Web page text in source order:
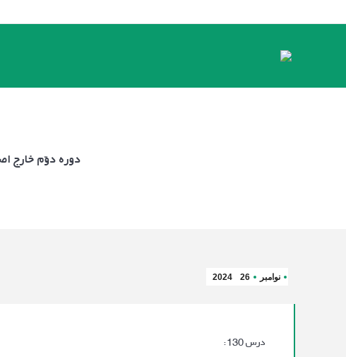
دوره دوّم خارج
نوامبر 26
2024
درس 130: